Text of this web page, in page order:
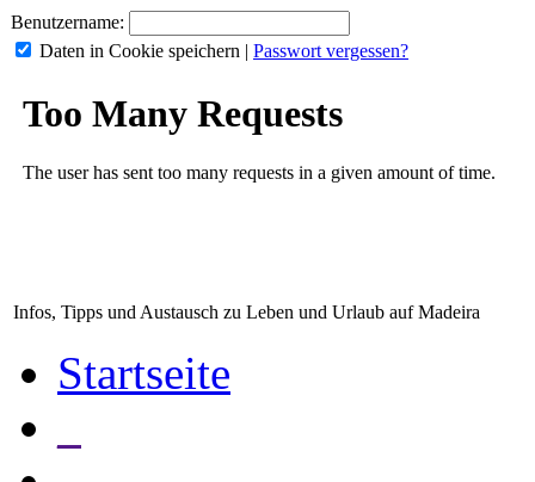
Benutzername:
Daten in Cookie speichern | Passwort vergessen?
Infos, Tipps und Austausch zu Leben und Urlaub auf Madeira
Startseite